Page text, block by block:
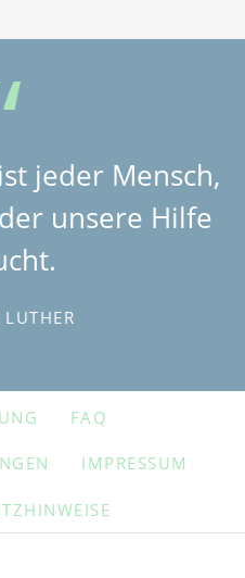
jeder Mensch,
unsere Hilfe
FAQ
IMPRESSUM